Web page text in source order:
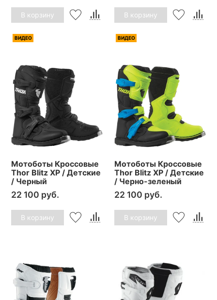
В корзину В корзину
ВИДЕО
Мотоботы Кроссовые
Thor Blitz XP / Детские
/ Черный
22 100 руб.
В корзину
ВИДЕО
Мотоботы Кроссовые
Thor Blitz XP / Детские
/ Черно-зеленый
22 100 руб.
В корзину